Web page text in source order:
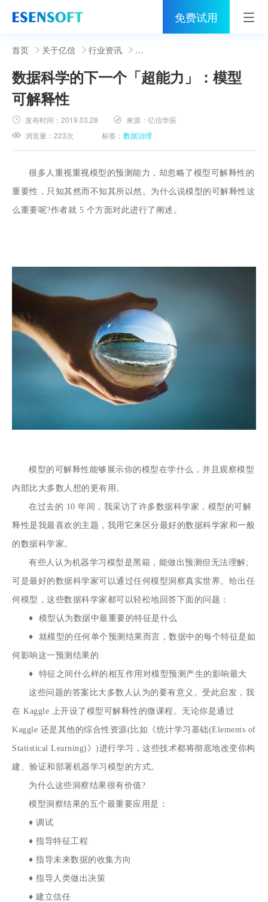
免费试用
首页
睿治
解决方案
伙伴
社区
关于亿信
首页 关于亿信 行业资讯
数据科学的下一个「超能力」：模型
可解释性
发布时间：2019.03.28 来源：亿信华辰
浏览量：223次 标签：数据治理
很多人重视重视模型的预测能力，却忽略了模型可解释性的
重要性，只知其然而不知其所以然。为什么说模型的可解释性这
么重要呢?作者就 5 个方面对此进行了阐述。
模型的可解释性能够展示你的模型在学什么，并且观察模型
内部比大多数人想的更有用。
在过去的 10 年间，我采访了许多数据科学家，模型的可解
释性是我最喜欢的主题，我用它来区分最好的数据科学家和一般
的数据科学家。
有些人认为机器学习模型是黑箱，能做出预测但无法理解;
可是最好的数据科学家可以通过任何模型洞察真实世界。给出任
何模型，这些数据科学家都可以轻松地回答下面的问题：
♦ 模型认为数据中最重要的特征是什么
♦ 就模型的任何单个预测结果而言，数据中的每个特征是如
何影响这一预测结果的
♦ 特征之间什么样的相互作用对模型预测产生的影响最大
这些问题的答案比大多数人认为的要有意义。受此启发，我
在 Kaggle 上开设了模型可解释性的微课程。无论你是通过
Kaggle 还是其他的综合性资源(比如《统计学习基础(Elements of
Statistical Learning)》)进行学习，这些技术都将彻底地改变你构
建、验证和部署机器学习模型的方式。
为什么这些洞察结果很有价值?
模型洞察结果的五个最重要应用是：
♦ 调试
♦ 指导特征工程
♦ 指导未来数据的收集方向
♦ 指导人类做出决策
♦ 建立信任